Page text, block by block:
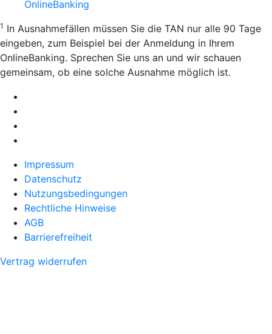
OnlineBanking
1 In Ausnahmefällen müssen Sie die TAN nur alle 90 Tage
eingeben, zum Beispiel bei der Anmeldung in Ihrem
OnlineBanking. Sprechen Sie uns an und wir schauen
gemeinsam, ob eine solche Ausnahme möglich ist.
Impressum
Datenschutz
Nutzungsbedingungen
Rechtliche Hinweise
AGB
Barrierefreiheit
Vertrag widerrufen